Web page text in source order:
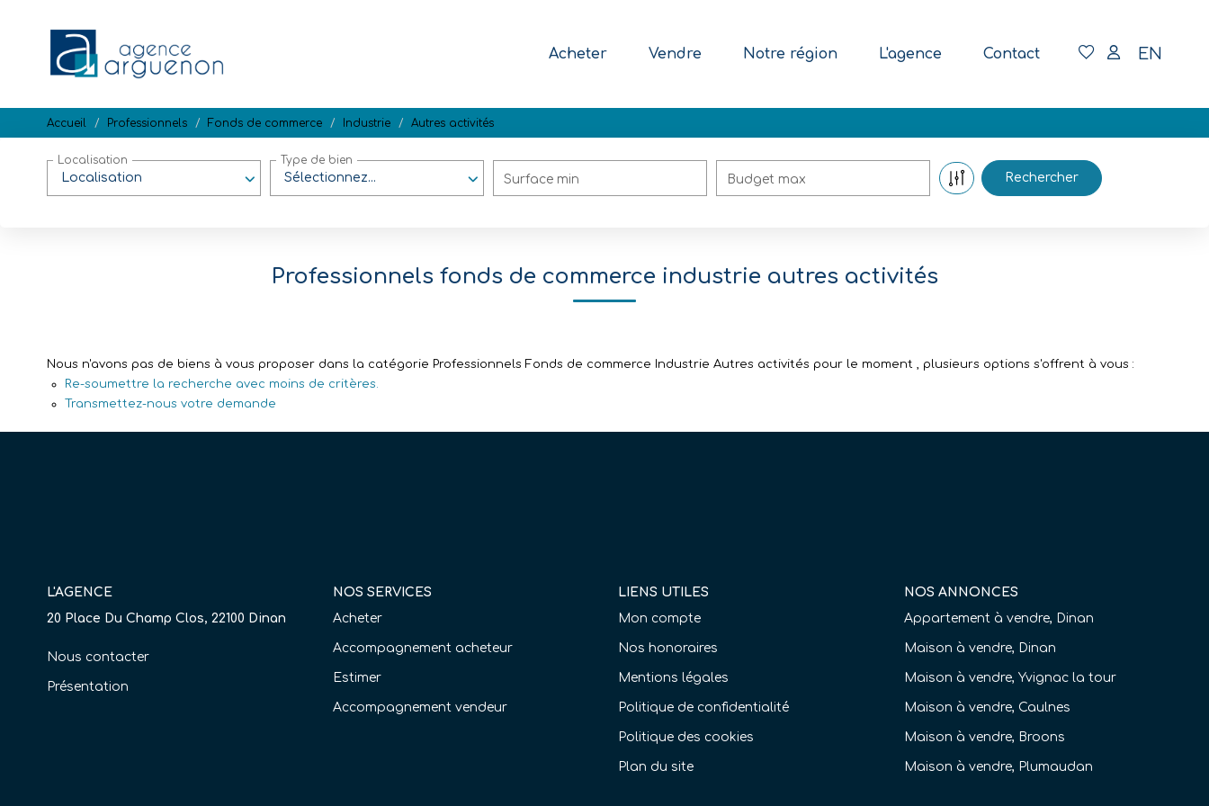
Acheter Vendre Notre région L'agence Contact EN
Accueil Professionnels Fonds de commerce Industrie Autres activités
Localisation
Localisation
Sélectionnez...
Type de bien
Surface min Budget max
Professionnels fonds de commerce industrie autres activités
Nous n'avons pas de biens à vous proposer dans la catégorie Professionnels Fonds de commerce Industrie Autres activités pour le moment , plusieurs options s'offrent à vous :
Re-soumettre la recherche avec moins de critères.
Transmettez-nous votre demande
L'AGENCE
20 Place Du Champ Clos, 22100 Dinan
Nous contacter
Présentation
NOS SERVICES
Acheter
Accompagnement acheteur
Estimer
Accompagnement vendeur
LIENS UTILES
Mon compte
Nos honoraires
Mentions légales
Politique de confidentialité
Politique des cookies
Plan du site
NOS ANNONCES
Appartement à vendre, Dinan
Maison à vendre, Dinan
Maison à vendre, Yvignac la tour
Maison à vendre, Caulnes
Maison à vendre, Broons
Maison à vendre, Plumaudan